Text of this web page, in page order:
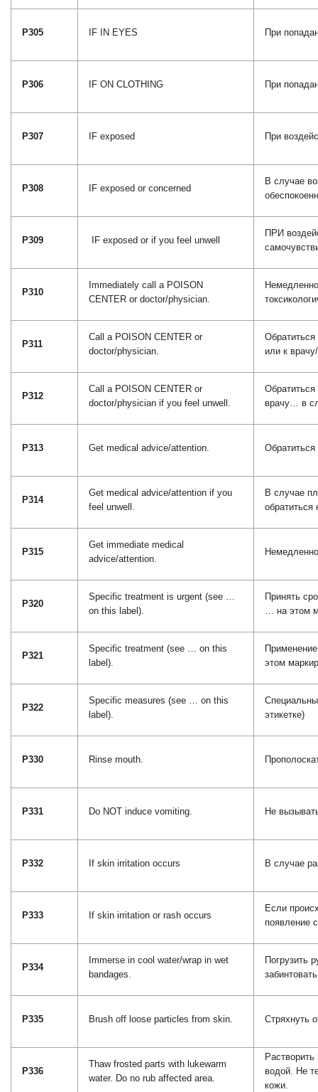
P305 IF IN EYES При
P306 IF ON CLOTHING При
P307 IF exposed При
P308 IF exposed or concerned
В случае
P309 IF exposed or if you feel unwell
ПРИ
P310
Immediately call a POISON
CENTER or doctor/physician.
P311
Call a POISON CENTER or
doctor/physician.
Обратиться
или к
P312
Call a POISON CENTER or
doctor/physician if you feel unwell.
Обратиться
врачу… в
P313 Get medical advice/attention. Обратиться
P314
Get medical advice/attention if you
feel unwell.
В случае
обратиться
P315
Get immediate medical
advice/attention.
P320
Specific treatment is urgent (see …
on this label).
Принять
… на этом
P321
Specific treatment (see … on this
label).
этом
P322
Specific measures (see … on this
label).
этикетке)
P330 Rinse mouth.
P331 Do NOT induce vomiting. Не
P332 If skin irritation occurs В случае
P333 If skin irritation or rash occurs
Если
появление
P334
Immerse in cool water/wrap in wet
bandages.
Погрузить
P335 Brush off loose particles from skin. Стряхнуть
P336
Thaw frosted parts with lukewarm
water. Do no rub affected area.
водой. Не
кожи.